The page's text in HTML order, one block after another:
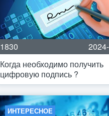
1830
Когда необходимо получить
цифровую подпись ?
ИНТЕРЕСНОЕ